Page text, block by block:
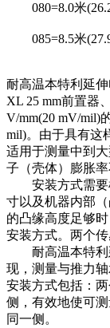
080=8.0米
085=8.5米
耐高温本特利延
XL 25 mm前置器
V/mm(20 mV/mil)
mil)。由于具有这
适用于测量中到
子（壳体）膨胀
安装方式需要
寸以及机器内部
的凸缘高度足够
安装方式。两个
耐高温本特利
现，测量与推力
安装方式包括：
侧，有效地使可
同一侧。